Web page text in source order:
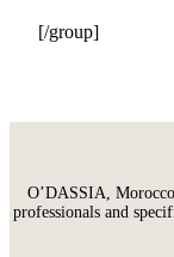
[/group]
O’DASSIA,
professionals and